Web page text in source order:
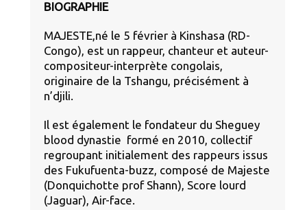
BIOGRAPHIE
MAJESTE,né le 5 février à Kinshasa (RD-
Congo), est un rappeur, chanteur et auteur-
compositeur-interprète congolais,
originaire de la Tshangu, précisément à
n’djili.
Il est également le fondateur du Sheguey
blood dynastie formé en 2010, collectif
regroupant initialement des rappeurs issus
des Fukufuenta-buzz, composé de Majeste
(Donquichotte prof Shann), Score lourd
(Jaguar), Air-face.